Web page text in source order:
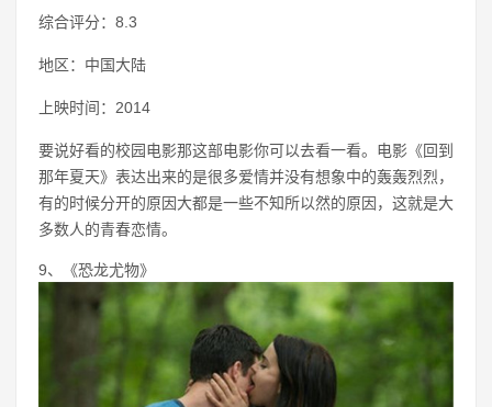
综合评分：8.3
地区：中国大陆
上映时间：2014
要说好看的校园电影那这部电影你可以去看一看。电影《回到
那年夏天》表达出来的是很多爱情并没有想象中的轰轰烈烈，
有的时候分开的原因大都是一些不知所以然的原因，这就是大
多数人的青春恋情。
9、《恐龙尤物》